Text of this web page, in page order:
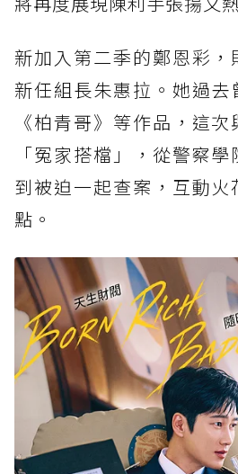
新加入第二季的鄭恩彩
新任組長朱惠拉。她過去
《柏青哥》等作品，這
「冤家搭檔」，從警察
到被迫一起查案，互動
點。